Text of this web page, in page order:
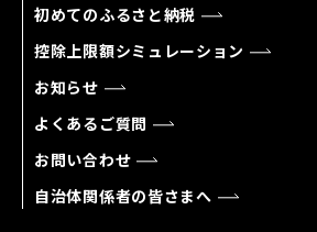
初めてのふるさと納税
控除上限額シミュレーション
お知らせ
よくあるご質問
お問い合わせ
自治体関係者の皆さまへ